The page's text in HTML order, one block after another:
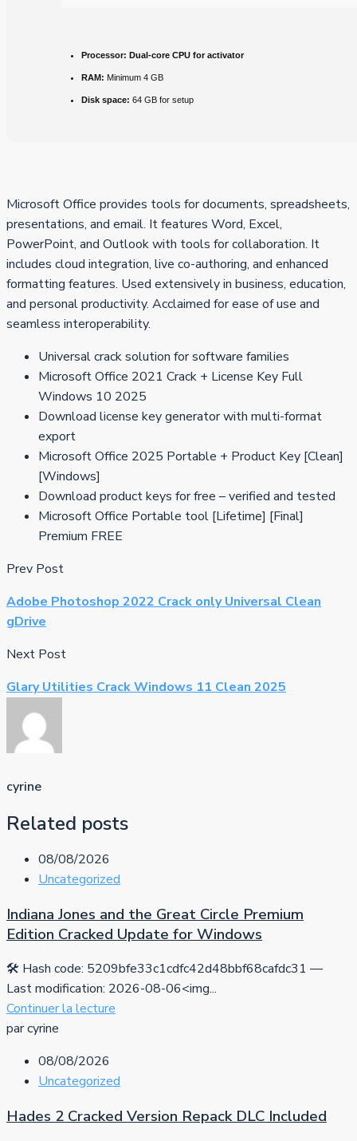
Processor: Dual-core CPU for activator
RAM: Minimum 4 GB
Disk space: 64 GB for setup
Microsoft Office provides tools for documents, spreadsheets,
presentations, and email. It features Word, Excel,
PowerPoint, and Outlook with tools for collaboration. It
includes cloud integration, live co-authoring, and enhanced
formatting features. Used extensively in business, education,
and personal productivity. Acclaimed for ease of use and
seamless interoperability.
Universal crack solution for software families
Microsoft Office 2021 Crack + License Key Full
Windows 10 2025
Download license key generator with multi-format
export
Microsoft Office 2025 Portable + Product Key [Clean]
[Windows]
Download product keys for free – verified and tested
Microsoft Office Portable tool [Lifetime] [Final]
Premium FREE
Prev Post
Adobe Photoshop 2022 Crack only Universal Clean
gDrive
Next Post
Glary Utilities Crack Windows 11 Clean 2025
cyrine
Related posts
08/08/2026
Uncategorized
Indiana Jones and the Great Circle Premium
Edition Cracked Update for Windows
🛠 Hash code: 5209bfe33c1cdfc42d48bbf68cafdc31 —
Last modification: 2026-08-06<img...
Continuer la lecture
par cyrine
08/08/2026
Uncategorized
Hades 2 Cracked Version Repack DLC Included